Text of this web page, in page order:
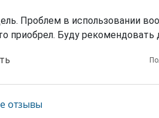
Проблем в использовании
приобрел. Буду
отзывы